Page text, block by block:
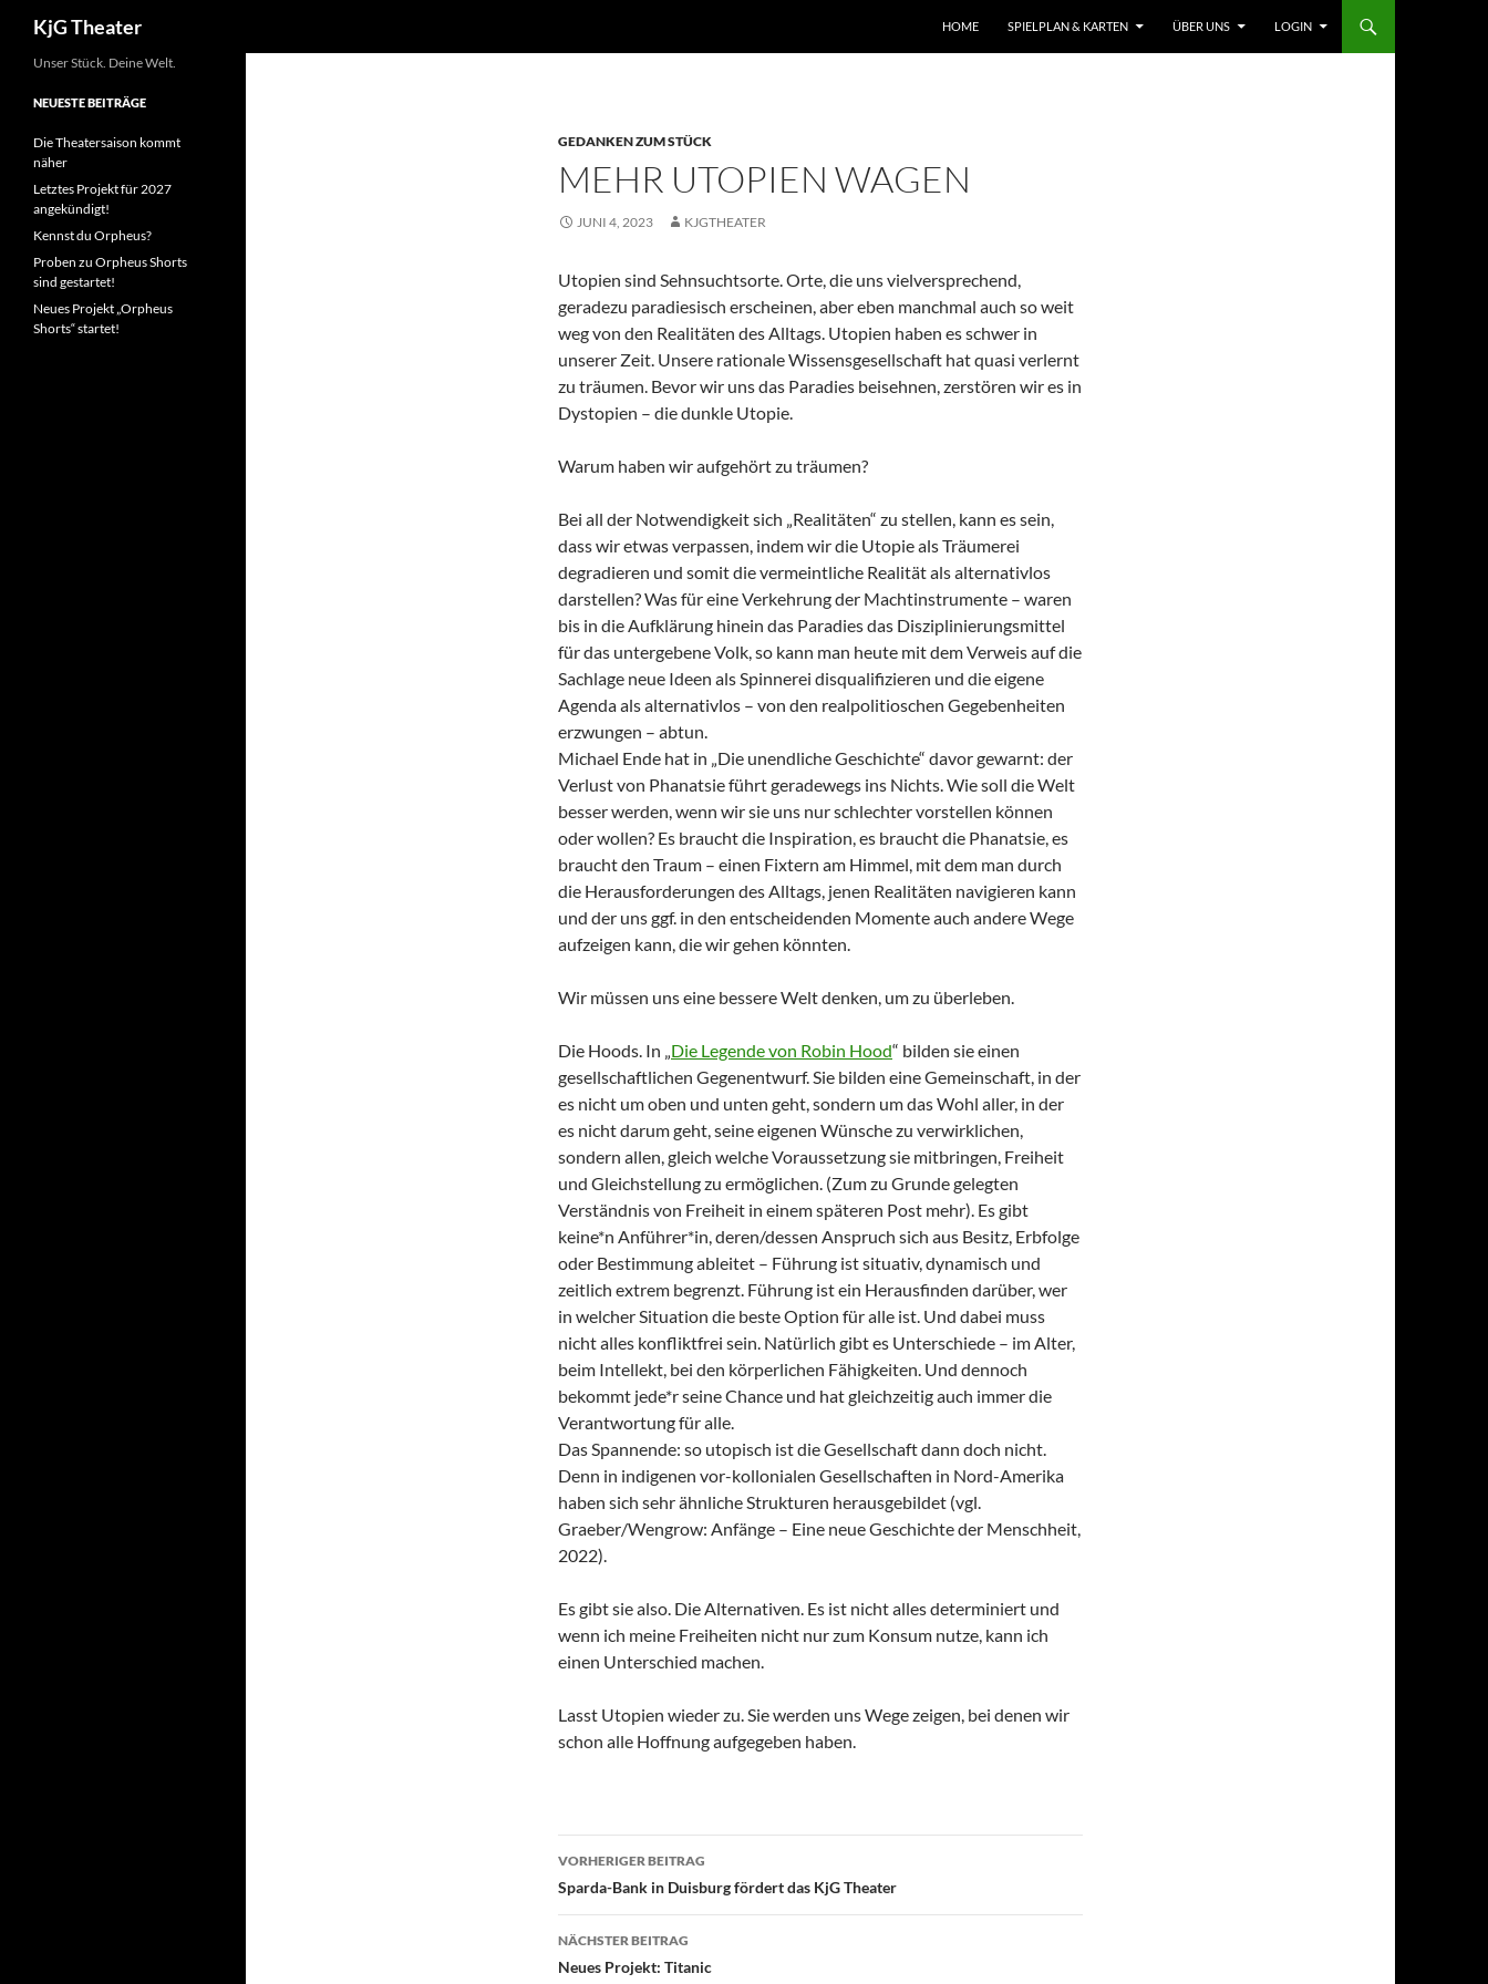
KjG Theater HOME SPIELPLAN & KARTEN ÜBER UNS LOGIN
GEDANKEN ZUM STÜCK
MEHR UTOPIEN WAGEN
JUNI 4, 2023 KJGTHEATER
Utopien sind Sehnsuchtsorte. Orte, die uns vielversprechend,
geradezu paradiesisch erscheinen, aber eben manchmal auch so weit
weg von den Realitäten des Alltags. Utopien haben es schwer in
unserer Zeit. Unsere rationale Wissensgesellschaft hat quasi verlernt
zu träumen. Bevor wir uns das Paradies beisehnen, zerstören wir es in
Dystopien – die dunkle Utopie.
Warum haben wir aufgehört zu träumen?
Bei all der Notwendigkeit sich „Realitäten“ zu stellen, kann es sein,
dass wir etwas verpassen, indem wir die Utopie als Träumerei
degradieren und somit die vermeintliche Realität als alternativlos
darstellen? Was für eine Verkehrung der Machtinstrumente – waren
bis in die Aufklärung hinein das Paradies das Disziplinierungsmittel
für das untergebene Volk, so kann man heute mit dem Verweis auf die
Sachlage neue Ideen als Spinnerei disqualifizieren und die eigene
Agenda als alternativlos – von den realpolitioschen Gegebenheiten
erzwungen – abtun.
Michael Ende hat in „Die unendliche Geschichte“ davor gewarnt: der
Verlust von Phanatsie führt geradewegs ins Nichts. Wie soll die Welt
besser werden, wenn wir sie uns nur schlechter vorstellen können
oder wollen? Es braucht die Inspiration, es braucht die Phanatsie, es
braucht den Traum – einen Fixtern am Himmel, mit dem man durch
die Herausforderungen des Alltags, jenen Realitäten navigieren kann
und der uns ggf. in den entscheidenden Momente auch andere Wege
aufzeigen kann, die wir gehen könnten.
Wir müssen uns eine bessere Welt denken, um zu überleben.
Die Hoods. In „Die Legende von Robin Hood“ bilden sie einen
gesellschaftlichen Gegenentwurf. Sie bilden eine Gemeinschaft, in der
es nicht um oben und unten geht, sondern um das Wohl aller, in der
es nicht darum geht, seine eigenen Wünsche zu verwirklichen,
sondern allen, gleich welche Voraussetzung sie mitbringen, Freiheit
und Gleichstellung zu ermöglichen. (Zum zu Grunde gelegten
Verständnis von Freiheit in einem späteren Post mehr). Es gibt
keine*n Anführer*in, deren/dessen Anspruch sich aus Besitz, Erbfolge
oder Bestimmung ableitet – Führung ist situativ, dynamisch und
zeitlich extrem begrenzt. Führung ist ein Herausfinden darüber, wer
in welcher Situation die beste Option für alle ist. Und dabei muss
nicht alles konfliktfrei sein. Natürlich gibt es Unterschiede – im Alter,
beim Intellekt, bei den körperlichen Fähigkeiten. Und dennoch
bekommt jede*r seine Chance und hat gleichzeitig auch immer die
Verantwortung für alle.
Das Spannende: so utopisch ist die Gesellschaft dann doch nicht.
Denn in indigenen vor-kollonialen Gesellschaften in Nord-Amerika
haben sich sehr ähnliche Strukturen herausgebildet (vgl.
Graeber/Wengrow: Anfänge – Eine neue Geschichte der Menschheit,
2022).
Es gibt sie also. Die Alternativen. Es ist nicht alles determiniert und
wenn ich meine Freiheiten nicht nur zum Konsum nutze, kann ich
einen Unterschied machen.
Lasst Utopien wieder zu. Sie werden uns Wege zeigen, bei denen wir
schon alle Hoffnung aufgegeben haben.
Beitragsnavigation
VORHERIGER BEITRAG
Sparda-Bank in Duisburg fördert das KjG Theater
NÄCHSTER BEITRAG
Neues Projekt: Titanic
Unser Stück. Deine Welt.
NEUESTE BEITRÄGE
Die Theatersaison kommt
näher
Letztes Projekt für 2027
angekündigt!
Kennst du Orpheus?
Proben zu Orpheus Shorts
sind gestartet!
Neues Projekt „Orpheus
Shorts“ startet!